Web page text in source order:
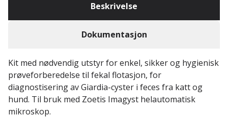
Beskrivelse
Dokumentasjon
Kit med nødvendig utstyr for enkel, sikker og hygienisk
prøveforberedelse til fekal flotasjon, for
diagnostisering av Giardia-cyster i feces fra katt og
hund. Til bruk med Zoetis Imagyst helautomatisk
mikroskop.